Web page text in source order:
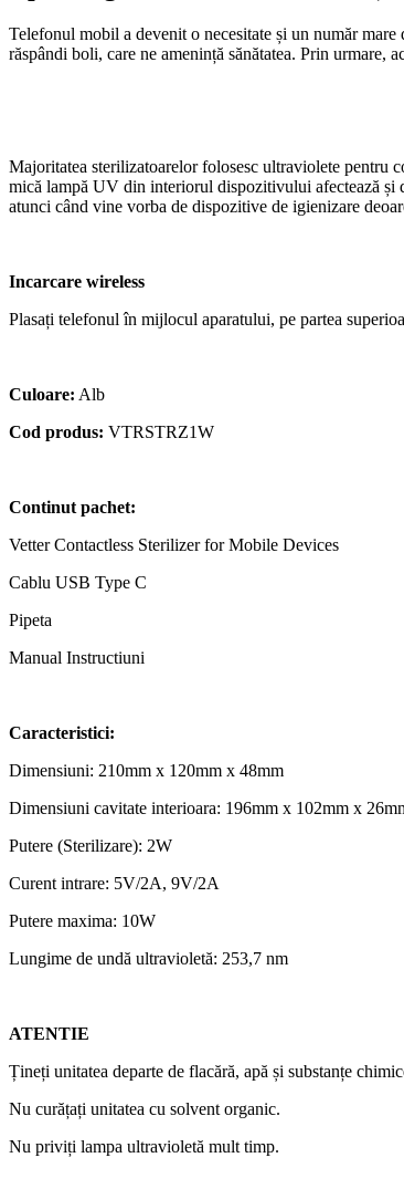
Telefonul mobil a devenit o necesitate și un număr
răspândi boli, care ne amenință sănătatea. Prin urmare,
Majoritatea sterilizatoarelor folosesc ultraviolete pentru
mică lampă UV din interiorul dispozitivului afectează și
atunci când vine vorba de dispozitive de igienizare
Incarcare wireless
Plasați telefonul în mijlocul aparatului, pe partea
Culoare: Alb
Cod produs: VTRSTRZ1W
Continut pachet:
Vetter Contactless Sterilizer for Mobile Devices
Cablu USB Type C
Pipeta
Manual Instructiuni
Caracteristici:
Dimensiuni: 210mm x 120mm x 48mm
Dimensiuni cavitate interioara: 196mm x 102mm x
Putere (Sterilizare): 2W
Curent intrare: 5V/2A, 9V/2A
Putere maxima: 10W
Lungime de undă ultravioletă: 253,7 nm
ATENTIE
Țineți unitatea departe de flacără, apă și substanțe
Nu curățați unitatea cu solvent organic.
Nu priviți lampa ultravioletă mult timp.